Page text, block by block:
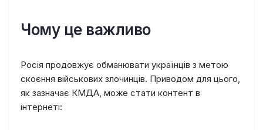
Чому це важливо
Росія продовжує обманювати українців з метою
скоєння військових злочинців. Приводом для цього,
як зазначає КМДА, може стати контент в
інтернеті: